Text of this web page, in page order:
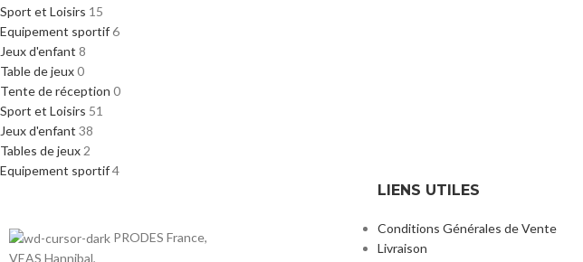
Sport et Loisirs 15
Equipement sportif6
Jeux d'enfant 8
Table de jeux0
Tente de réception 0
Sport et Loisirs 51
Jeux d'enfant 38
Tables de jeux 2
Equipement sportif4
PRODES France,
VEAS Hannibal,
LIENS UTILES
Conditions Générales de Vente
Livraison